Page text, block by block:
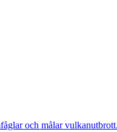
och målar